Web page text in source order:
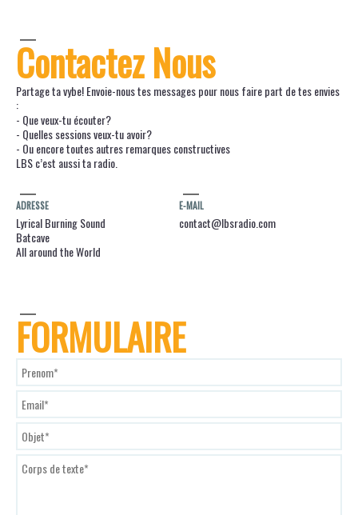
Contactez Nous
Partage ta vybe! Envoie-nous tes messages pour nous faire part de tes envies
:
- Que veux-tu écouter?
- Quelles sessions veux-tu avoir?
- Ou encore toutes autres remarques constructives
LBS c’est aussi ta radio.
ADRESSE
Lyrical Burning Sound
Batcave
All around the World
E-MAIL
contact@lbsradio.com
FORMULAIRE